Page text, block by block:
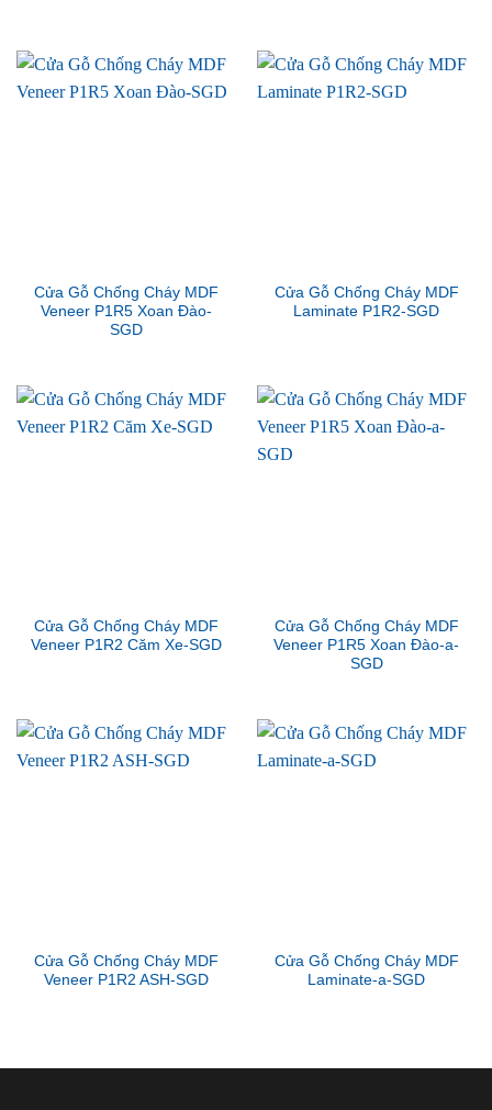
Cửa Gỗ Chống Cháy MDF
Veneer P1R5 Xoan Đào-
SGD
Cửa Gỗ Chống Cháy MDF
Laminate P1R2-SGD
Cửa Gỗ Chống Cháy MDF
Veneer P1R2 Căm Xe-SGD
Cửa Gỗ Chống Cháy MDF
Veneer P1R5 Xoan Đào-a-
SGD
Cửa Gỗ Chống Cháy MDF
Veneer P1R2 ASH-SGD
Cửa Gỗ Chống Cháy MDF
Laminate-a-SGD